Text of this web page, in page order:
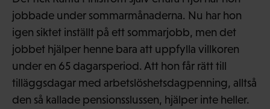
jobbade under sommarmånaderna. Nu har hon
igen siktet inställt på ett sommarjobb, men det
jobbet hjälper henne bara att uppfylla villkoren
under en 65 dagarsperiod. Att hon får rätt till
tilläggsdagar med arbetslöshetsdagpenning, alltså
den så kallade pensionsslussen, hjälper inte heller.